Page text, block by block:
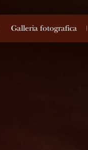
Galleria fotografica